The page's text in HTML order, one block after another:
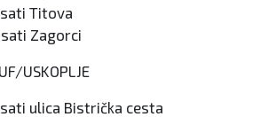
sati Titova
Zagorci
USKOPLJE
ulica Bistrička cesta